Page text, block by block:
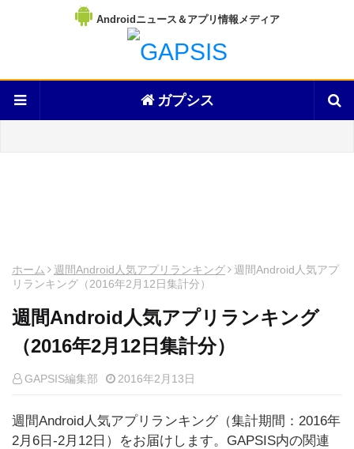
Androidニュース＆アプリ情報メディア
ガプシス
ホーム 週間Android人気アプリランキング
週間Android人気アプ
リランキング（2016年2月12日集計分）
週間Android人気アプリランキング
（2016年2月12日集計分）
GAPSIS編集部 2016年2月13日
週間Android人気アプリランキング（集計期間：2016年
2月6日-2月12日）をお届けします。GAPSIS内の関連